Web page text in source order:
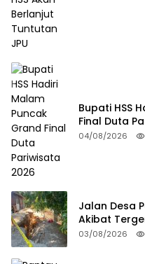
Bupati HSS
Final Duta
04/08/2026
Jalan Desa
Akibat
03/08/2026